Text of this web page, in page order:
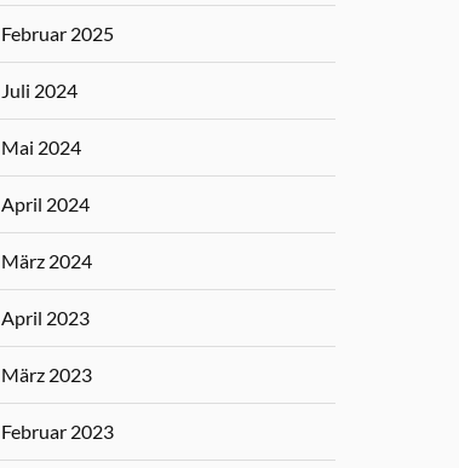
Februar 2025
Juli 2024
Mai 2024
April 2024
März 2024
April 2023
März 2023
Februar 2023